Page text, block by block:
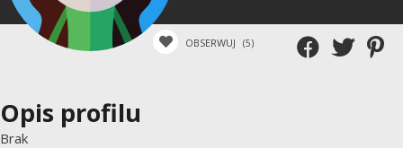
OBSERWUJ (5)
Opis profilu
Brak